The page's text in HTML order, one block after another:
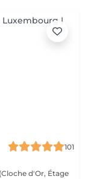
101
d'Or, Étage